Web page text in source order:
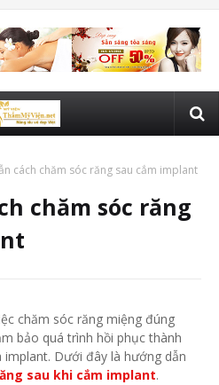
cách chăm sóc răng sau cắm implant
chăm sóc răng
chăm sóc răng miệng đúng
bảo quá trình hồi phục thành
Dưới đây là hướng dẫn
sau khi cắm implant.